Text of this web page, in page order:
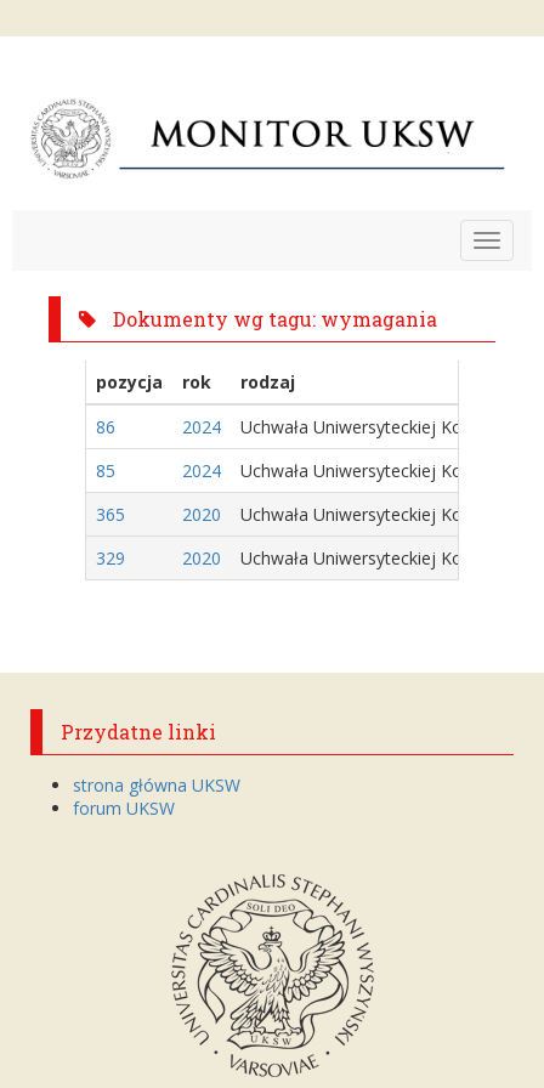
Toggle
Dokumenty wg tagu: wymagania
pozycja rok
rodzaj
86
2024
Uchwała Uniwersyteckiej Komisji
85
2024
Uchwała Uniwersyteckiej Komisji
365
2020
Uchwała Uniwersyteckiej Komisji
329
2020 Uchwała Uniwersyteckiej Komisji
Przydatne linki
strona główna UKSW
forum UKSW